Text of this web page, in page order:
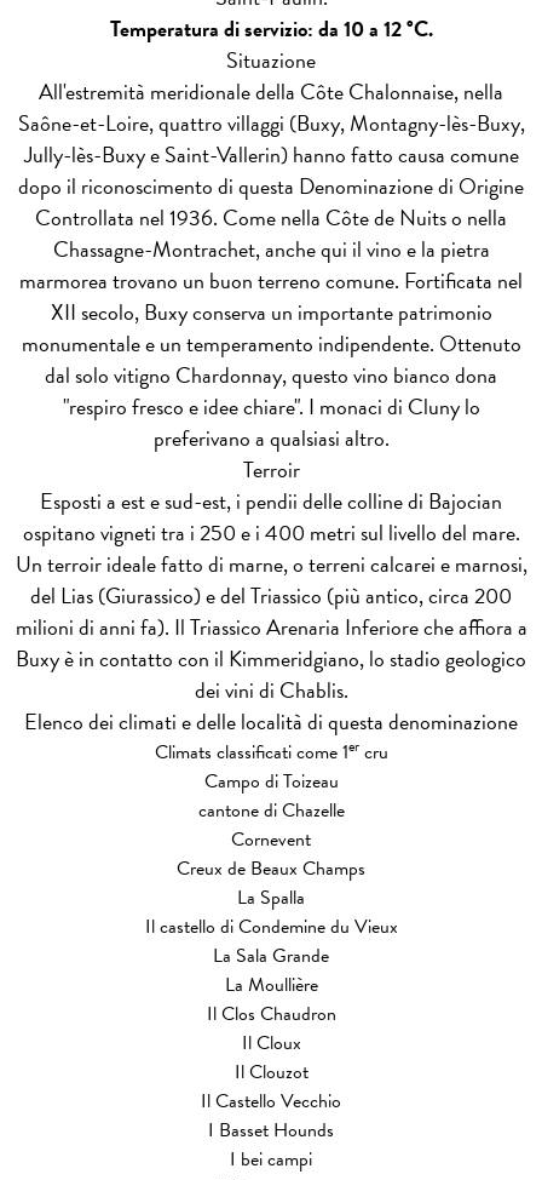
Temperatura di servizio: da 10 a 12 °C.
Situazione
All'estremità meridionale della Côte Chalonnaise, nella
Saône-et-Loire, quattro villaggi (Buxy, Montagny-lès-Buxy,
Jully-lès-Buxy e Saint-Vallerin) hanno fatto causa comune
dopo il riconoscimento di questa Denominazione di Origine
Controllata nel 1936. Come nella Côte de Nuits o nella
Chassagne-Montrachet, anche qui il vino e la pietra
marmorea trovano un buon terreno comune. Fortificata nel
XII secolo, Buxy conserva un importante patrimonio
monumentale e un temperamento indipendente. Ottenuto
dal solo vitigno Chardonnay, questo vino bianco dona
"respiro fresco e idee chiare". I monaci di Cluny lo
preferivano a qualsiasi altro.
Terroir
Esposti a est e sud-est, i pendii delle colline di Bajocian
ospitano vigneti tra i 250 e i 400 metri sul livello del mare.
Un terroir ideale fatto di marne, o terreni calcarei e marnosi,
del Lias (Giurassico) e del Triassico (più antico, circa 200
milioni di anni fa). Il Triassico Arenaria Inferiore che affiora a
Buxy è in contatto con il Kimmeridgiano, lo stadio geologico
dei vini di Chablis.
Elenco dei climati e delle località di questa denominazione
Climats classificati come 1ercru
Campo di Toizeau
cantone di Chazelle
Cornevent
Creux de Beaux Champs
La Spalla
Il castello di Condemine du Vieux
La Sala Grande
La Moullière
Il Clos Chaudron
Il Cloux
Il Clouzot
Il Castello Vecchio
I Basset Hounds
I bei campi